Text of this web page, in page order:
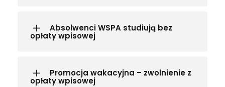
Absolwenci WSPA studiują bez
opłaty wpisowej
Promocja wakacyjna – zwolnienie z
opłaty wpisowej